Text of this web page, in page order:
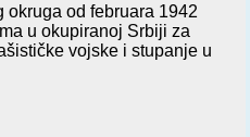
okruga od februara 1942
u okupiranoj Srbiji za
vojske i stupanje u